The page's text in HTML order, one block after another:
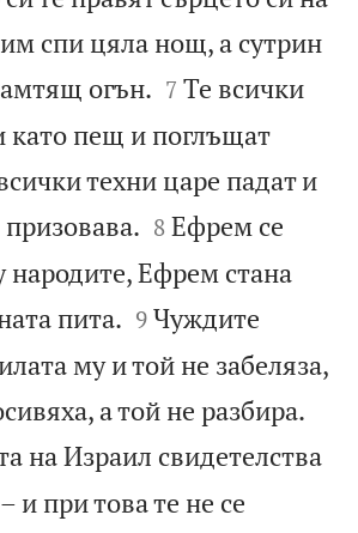
спи цяла нощ, а сутрин
огън. 

7 Те всички
като пещ и поглъщат
техни царе падат и


8 Ефрем се
Ефрем стана
пита. 

9 Чуждите
му и той не забеляза,
а той не разбира.
на Израил свидетелства
и при това те не се